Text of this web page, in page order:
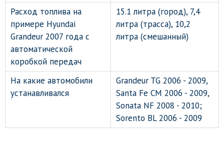
Расход топлива на
примере Hyundai
Grandeur 2007 года с
автоматической
коробкой передач
15.1 литра (город), 7,4
литра (трасса), 10,2
литра (смешанный)
На какие автомобили
устанавливался
Grandeur TG 2006 - 2009,
Santa Fe CM 2006 - 2009,
Sonata NF 2008 - 2010;
Sorento BL 2006 - 2009